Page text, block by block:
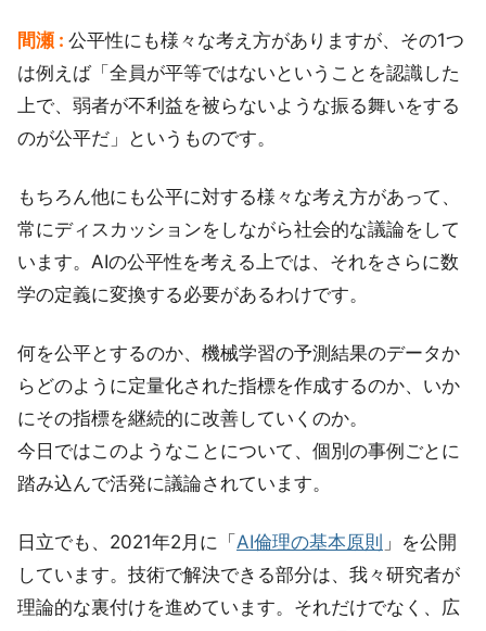
間瀬 : 公平性にも様々な考え方がありますが、その1つ
は例えば「全員が平等ではないということを認識した
上で、弱者が不利益を被らないような振る舞いをする
のが公平だ」というものです。
もちろん他にも公平に対する様々な考え方があって、
常にディスカッションをしながら社会的な議論をして
います。AIの公平性を考える上では、それをさらに数
学の定義に変換する必要があるわけです。
何を公平とするのか、機械学習の予測結果のデータか
らどのように定量化された指標を作成するのか、いか
にその指標を継続的に改善していくのか。
今日ではこのようなことについて、個別の事例ごとに
踏み込んで活発に議論されています。
日立でも、2021年2月に「AI倫理の基本原則 」を公開
しています。技術で解決できる部分は、我々研究者が
理論的な裏付けを進めています。それだけでなく、広